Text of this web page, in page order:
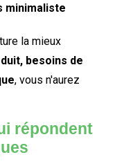
minimaliste
la mieux
besoins de
, vous n'aurez
répondent